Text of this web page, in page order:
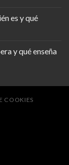
es y qué
y qué enseña
COOKIES